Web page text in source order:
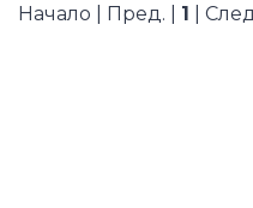
Начало | Пред. | 1 |